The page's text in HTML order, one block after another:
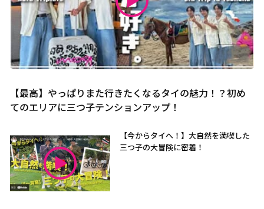
【最高】やっぱりまた行きたくなるタイの魅力！？初め
てのエリアに三つ子テンションアップ！
【今からタイへ！】大自然を満喫した
三つ子の大冒険に密着！